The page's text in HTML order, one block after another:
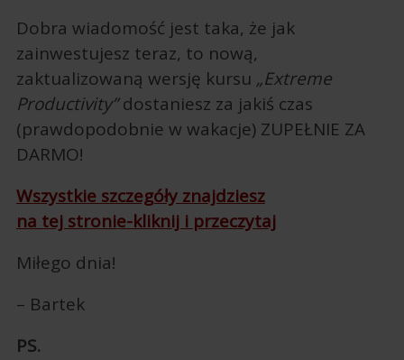
Dobra wiadomość jest taka, że jak
zainwestujesz teraz, to nową,
zaktualizowaną wersję kursu „Extreme
Productivity”dostaniesz za jakiś czas
(prawdopodobnie w wakacje) ZUPEŁNIE ZA
DARMO!
Wszystkie szczegóły znajdziesz
na tej stronie-kliknij i przeczytaj
Miłego dnia!
– Bartek
PS.